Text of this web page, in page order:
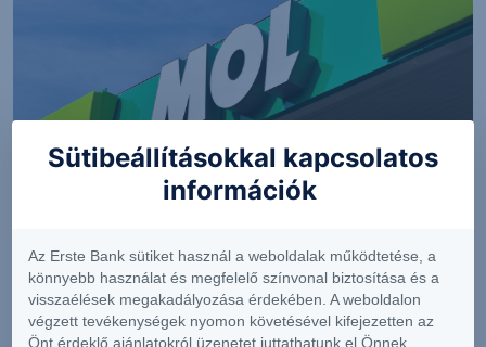
Erős lett a MOL második negyedéve
Sütibeállításokkal kapcsolatos
információk
Az Erste Bank sütiket használ a weboldalak működtetése, a
könnyebb használat és megfelelő színvonal biztosítása és a
visszaélések megakadályozása érdekében. A weboldalon
végzett tevékenységek nyomon követésével kifejezetten az
Önt érdeklő ajánlatokról üzenetet juttathatunk el Önnek.